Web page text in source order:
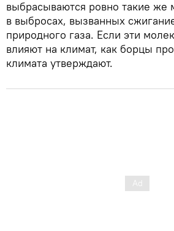
выбрасываются ровно такие же
в выбросах, вызванных
природного газа. Если эти
влияют на климат, как борцы
климата утверждают.